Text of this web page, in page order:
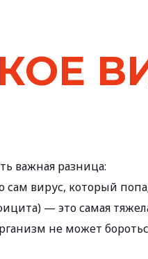
важная разница:
вирус, который
— это самая
не может